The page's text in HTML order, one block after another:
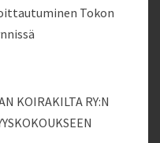
Tokon
KOIRAKILTA RY:N